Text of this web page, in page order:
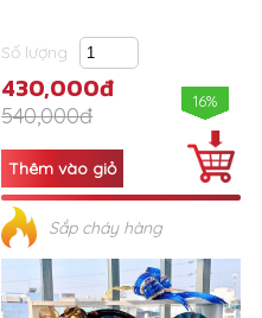
Số lượng
430,000đ
540,000đ
16%
Sắp cháy hàng